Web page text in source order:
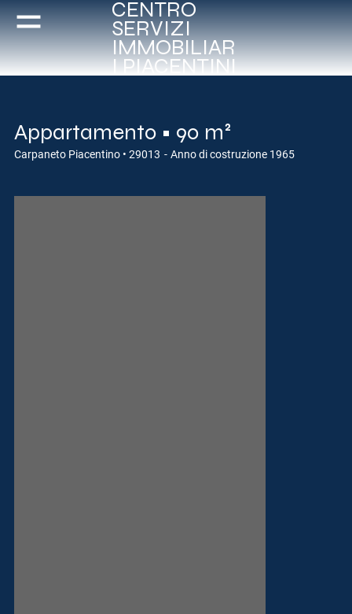
CENTRO
SERVIZI
IMMOBILIAR
I PIACENTINI
Appartamento • 90 m²
Carpaneto Piacentino • 29013 - Anno di costruzione 1965